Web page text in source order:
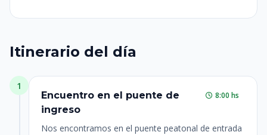
Itinerario del día
1
Encuentro en el puente de
ingreso
8:00 hs
Nos encontramos en el puente peatonal de entrada